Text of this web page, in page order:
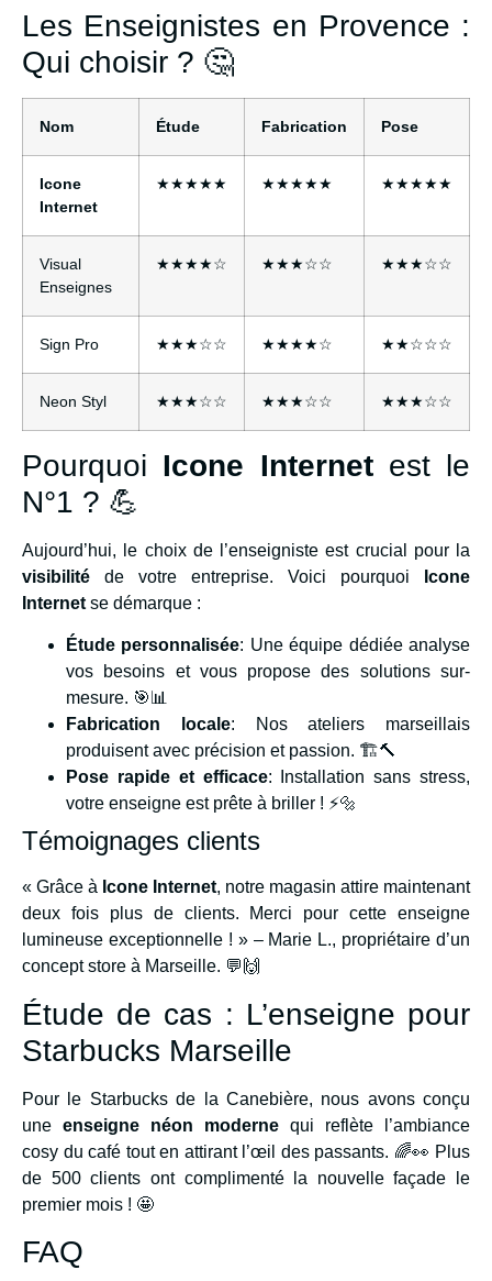
Les Enseignistes en Provence :
Qui choisir ? 🤔
Nom Étude Fabrication Pose
Icone
Internet
★★★★★ ★★★★★ ★★★★★
Visual
Enseignes
★★★★☆ ★★★☆☆ ★★★☆☆
Sign Pro ★★★☆☆ ★★★★☆ ★★☆☆☆
Neon Styl ★★★☆☆ ★★★☆☆ ★★★☆☆
Pourquoi Icone Internetest le
N°1 ? 💪
Aujourd’hui, le choix de l’enseigniste est crucial pour la
visibilité de votre entreprise. Voici pourquoi
Icone
Internet se démarque :
Étude personnalisée: Une équipe dédiée analyse
vos besoins et vous propose des solutions sur-
mesure. 🎯📊
Fabrication locale: Nos ateliers marseillais
produisent avec précision et passion. 🏗️🔨
Pose rapide et efficace: Installation sans stress,
votre enseigne est prête à briller ! ⚡🔩
Témoignages clients
« Grâce à Icone Internet, notre magasin attire maintenant
deux fois plus de clients. Merci pour cette enseigne
lumineuse exceptionnelle ! » – Marie L., propriétaire d’un
concept store à Marseille. 💬🙌
Étude de cas : L’enseigne pour
Starbucks Marseille
Pour le Starbucks de la Canebière, nous avons conçu
une enseigne néon moderne qui reflète l’ambiance
cosy du café tout en attirant l’œil des passants. 🌈👀 Plus
de 500 clients ont complimenté la nouvelle façade le
premier mois ! 🤩
FAQ